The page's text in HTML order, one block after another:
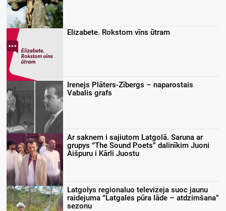
Elizabete. Rokstom vīns ūtram
Irenejs Plāters-Zībergs – naparostais
Vabalis grafs
Ar saknem i sajiutom Latgolā. Saruna ar
grupys “The Sound Poets” dalinīkim Juoni
Aišpuru i Kārli Juostu
Latgolys regionaluo televizeja suoc jaunu
raidejuma “Latgales pūra lāde – atdzimšana”
sezonu